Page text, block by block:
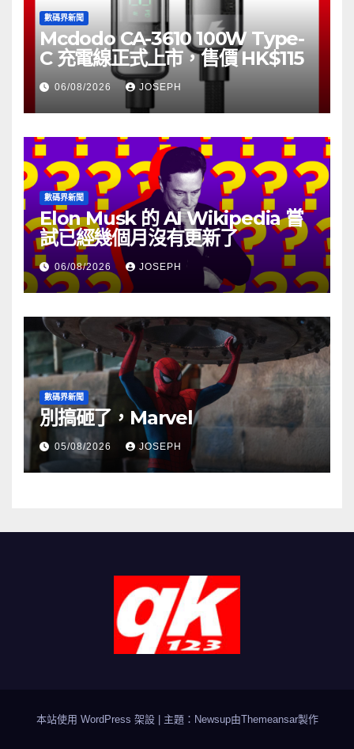
數碼界新聞
Mcdodo CA-3610 100W Type-
C 充電線正式上市，售價 HK$115
06/08/2026 JOSEPH
數碼界新聞
Elon Musk 的 AI Wikipedia 嘗
試已經幾個月沒有更新了
06/08/2026 JOSEPH
數碼界新聞
別搞砸了，Marvel
05/08/2026 JOSEPH
本站使用 WordPress 架設 主題：Newsup由Themeansar製作